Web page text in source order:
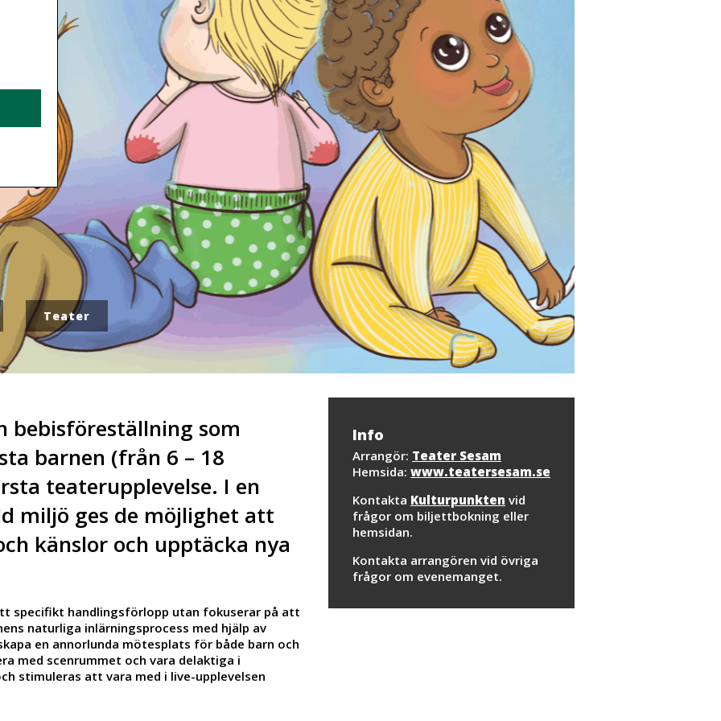
Teater
Info
Arrangör: Teater Sesam
Hemsida: www.teatersesam.se
Kontakta Kulturpunkten vid
frågor om biljettbokning eller
hemsidan.
Kontakta arrangören vid övriga
frågor om evenemanget.
bebisföreställning som
barnen (från 6 – 18
teaterupplevelse. I en
miljö ges de möjlighet att
känslor och upptäcka nya
specifikt handlingsförlopp utan fokuserar på att
naturliga inlärningsprocess med hjälp av
en annorlunda mötesplats för både barn och
med scenrummet och vara delaktiga i
stimuleras att vara med i live-upplevelsen